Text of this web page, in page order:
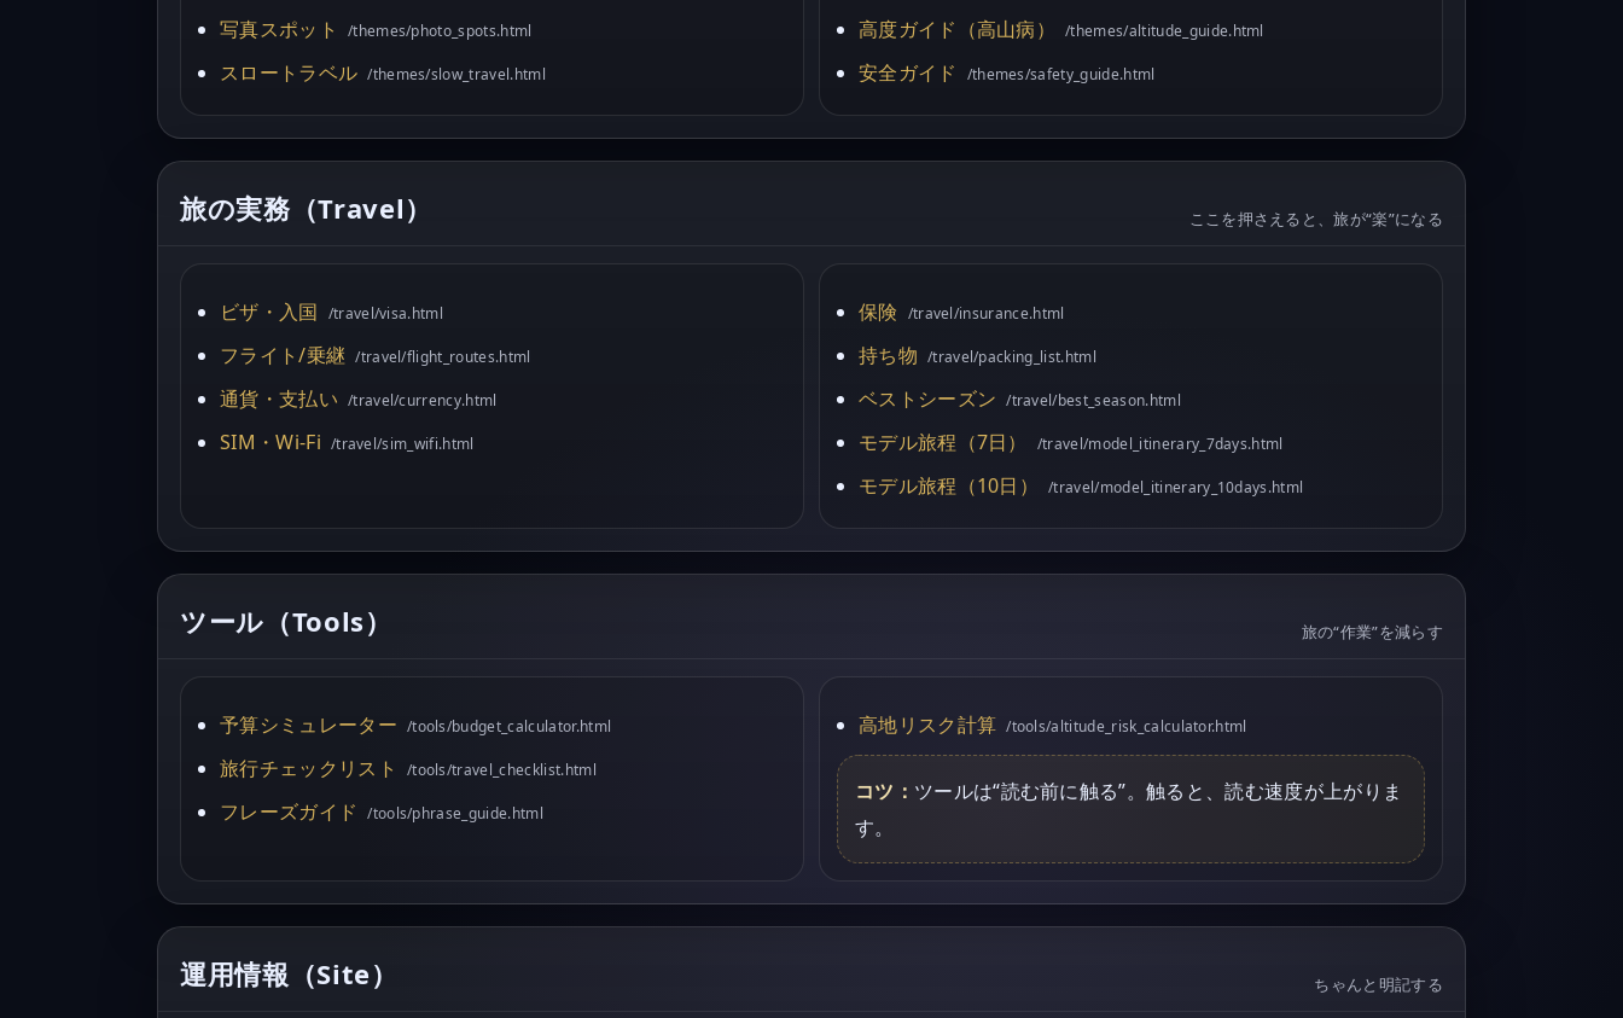
写真スポット /themes/photo_spots.html
スロートラベル /themes/slow_travel.html
高度ガイド（高山病） /themes/altitude_guide.html
安全ガイド /themes/safety_guide.html
旅の実務（Travel） ここを押さえると、旅が“楽”になる
ビザ・入国 /travel/visa.html
フライト/乗継 /travel/flight_routes.html
通貨・支払い /travel/currency.html
SIM・Wi-Fi /travel/sim_wifi.html
保険 /travel/insurance.html
持ち物 /travel/packing_list.html
ベストシーズン /travel/best_season.html
モデル旅程（7日） /travel/model_itinerary_7days.html
モデル旅程（10日） /travel/model_itinerary_10days.html
ツール（Tools） 旅の“作業”を減らす
予算シミュレーター /tools/budget_calculator.html
旅行チェックリスト /tools/travel_checklist.html
フレーズガイド /tools/phrase_guide.html
高地リスク計算 /tools/altitude_risk_calculator.html
コツ： ツールは“読む前に触る”。触ると、読む速度が上がりま
す。
運用情報（Site） ちゃんと明記する